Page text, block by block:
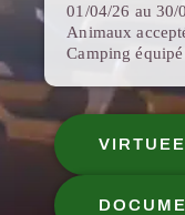
01/04/26 au 30/
Animaux
Camping